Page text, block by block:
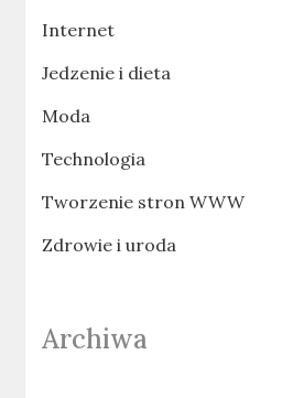
Internet
Jedzenie i dieta
Moda
Technologia
Tworzenie stron WWW
Zdrowie i uroda
Archiwa